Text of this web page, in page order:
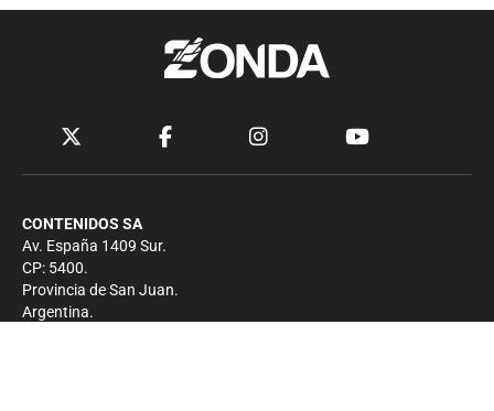
CONTENIDOS SA
Av. España 1409 Sur.
CP: 5400.
Provincia de San Juan.
Argentina.